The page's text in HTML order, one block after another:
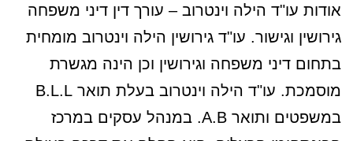
אודות עו"ד הילה וינטרוב – עורך דין דיני משפחה
גירושין וגישור. עו"ד גירושין הילה וינטרוב מומחית
בתחום דיני משפחה וגירושין וכן הינה מגשרת
מוסמכת. עו"ד הילה וינטרוב בעלת תואר B.L.L
במשפטים ותואר A.B. במנהל עסקים במרכז